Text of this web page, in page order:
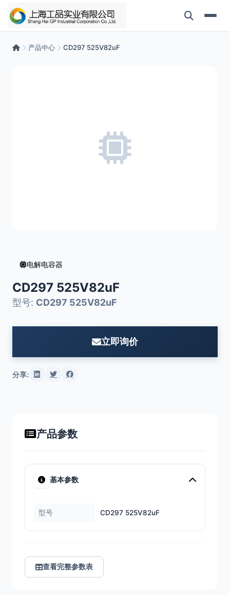
产品中心 CD297 525V82uF
电解电容器
CD297 525V82uF
型号: CD297 525V82uF
立即询价
分享:
产品参数
基本参数
型号 CD297 525V82uF
查看完整参数表